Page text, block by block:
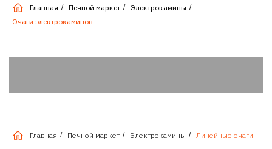
Главная / Печной маркет / Электрокамины /
Очаги электрокаминов
Главная / Печной маркет / Электрокамины / Линейные очаги